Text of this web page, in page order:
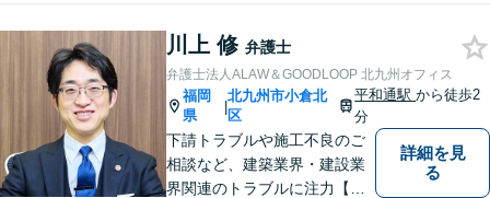
川上 修 弁護士
弁護士法人ALAW＆GOODLOOP 北九州オフィス
福岡
県
|
北九州市小倉北
区
平和通駅から徒歩2
分
下請トラブルや施工不良のご
相談など、建築業界・建設業
界関連のトラブルに注力【企
詳細を見
る